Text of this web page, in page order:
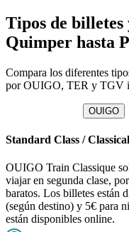
Tipos de billetes
Quimper hasta
Compara los diferentes
por OUIGO, TER y TGV
OUIGO
Standard Class / Classical
OUIGO Train Classique
viajar en segunda clase,
baratos. Los billetes están
(según destino) y 5€ para
están disponibles online.